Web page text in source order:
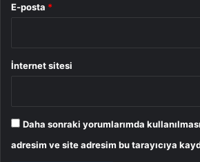
E-posta *
İnternet sitesi
Daha sonraki yorumlarımda
adresim ve site adresim bu tarayıcıya